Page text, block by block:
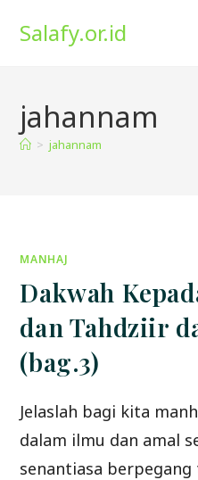
Salafy.or.id
jahannam
> jahannam
MANHAJ
Dakwah
dan Tahdziir
(bag.3)
Jelaslah bagi kita
dalam ilmu dan amal
senantiasa berpegang